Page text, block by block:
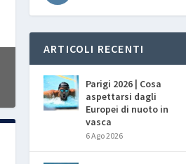
ARTICOLI RECENTI
Parigi 2026 | Cosa
aspettarsi dagli
Europei di nuoto in
vasca
6 Ago 2026